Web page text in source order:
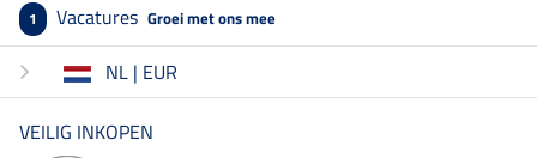
1 Vacatures Groei met ons mee
NL | EUR
VEILIG INKOPEN